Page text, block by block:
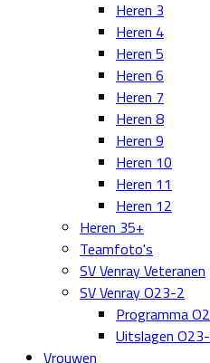
Heren 3
Heren 4
Heren 5
Heren 6
Heren 7
Heren 8
Heren 9
Heren 10
Heren 11
Heren 12
Heren 35+
Teamfoto's
SV Venray Veteranen
SV Venray O23-2
Programma
Uitslagen
Vrouwen